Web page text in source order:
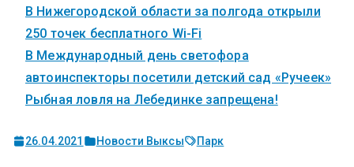
В Нижегородской области за полгода открыли
250 точек бесплатного Wi-Fi
В Международный день светофора
автоинспекторы посетили детский сад «Ручеек»
Рыбная ловля на Лебединке запрещена!
26.04.2021 Новости Выксы Парк